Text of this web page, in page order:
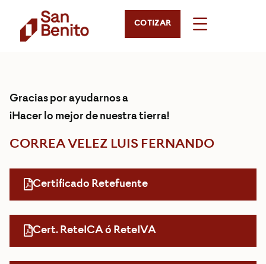
COTIZAR
Gracias por ayudarnos a
¡Hacer lo mejor de nuestra tierra!
CORREA VELEZ LUIS FERNANDO
Certificado Retefuente
Cert. ReteICA ó ReteIVA